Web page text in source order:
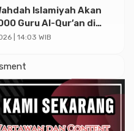
Islamiyah Akan
Guru Al-Qur’an di
| 14:03 WIB